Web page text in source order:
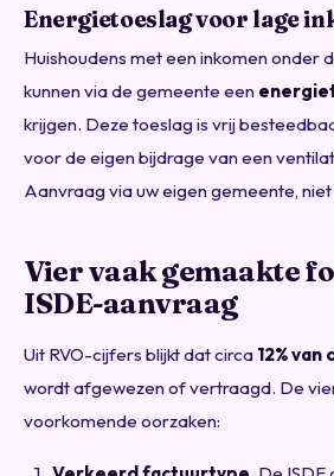
Energietoeslag voor lage
Huishoudens met een inkomen onder
kunnen via de gemeente een
krijgen. Deze toeslag is vrij
voor de eigen bijdrage van een
Aanvraag via uw eigen gemeente, niet
Vier vaak gemaakte
ISDE-aanvraag
Uit RVO-cijfers blijkt dat circa 12%
wordt afgewezen of vertraagd. De
voorkomende oorzaken: